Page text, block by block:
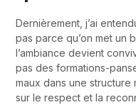
Dernièrement, j’ai
pas parce qu’on met un
l’ambiance devient
pas des formations-
maux dans une structure
sur le respect et la